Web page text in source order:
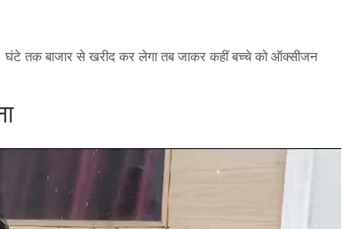
घंटे तक बाजार से खरीद कर लेगा तब जाकर कहीं बच्चे को ऑक्सीजन